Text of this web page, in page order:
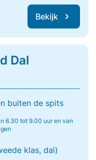
Bekijk
Dal
buiten de spits
6.30 tot 9.00 uur en van
klas, dal)